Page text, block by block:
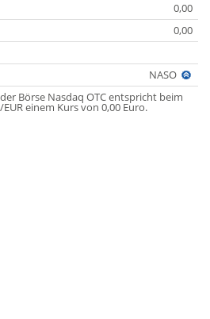
0,00
0,00
NASO
Börse Nasdaq OTC entspricht beim
einem Kurs von 0,00 Euro.